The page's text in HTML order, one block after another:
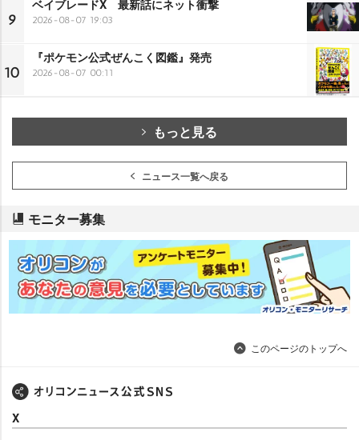
9
ベイブレードX 最新話にネット衝撃
2026-08-07 19:03
10
『ポケモン公式ぜんこく図鑑』発売
2026-08-07 00:11
もっと見る
ニュース一覧へ戻る
モニター募集
このページのトップへ
X